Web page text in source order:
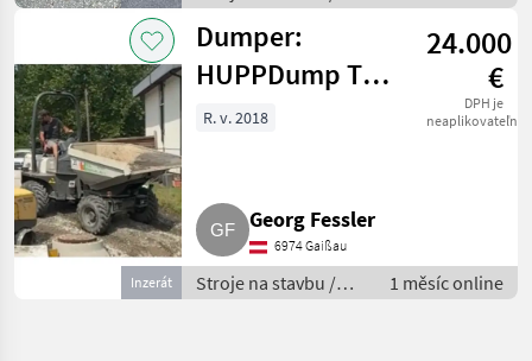
Sklápacie vozidlo
Inzerát
Dumper:
HUPPDump Typ:
TEREX TA3.5sh
24.000
€
DPH je
neaplikovateľné
R. v. 2018
Georg Fessler
6974 Gaißau
Stroje na stavbu /
Sklápacie vozidlo
1 měsíc online